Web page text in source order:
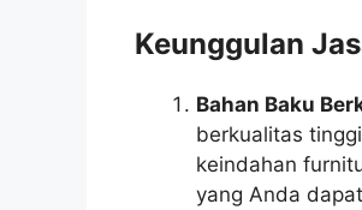
Keunggulan
Bahan Baku
berkualitas
keindahan
yang Anda